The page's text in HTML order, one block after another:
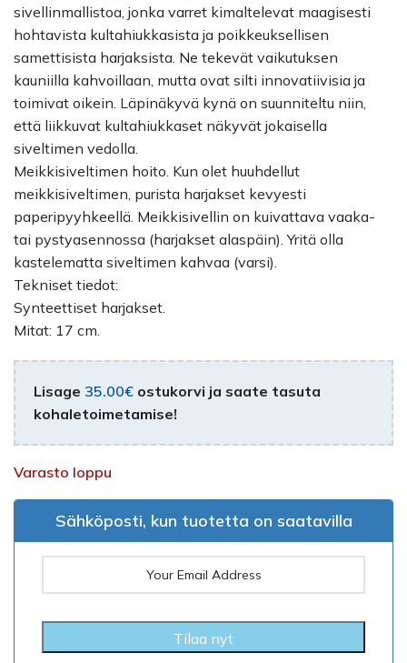
sivellinmallistoa, jonka varret kimaltelevat maagisesti
hohtavista kultahiukkasista ja poikkeuksellisen
samettisista harjaksista. Ne tekevät vaikutuksen
kauniilla kahvoillaan, mutta ovat silti innovatiivisia ja
toimivat oikein. Läpinäkyvä kynä on suunniteltu niin,
että liikkuvat kultahiukkaset näkyvät jokaisella
siveltimen vedolla.
Meikkisiveltimen hoito. Kun olet huuhdellut
meikkisiveltimen, purista harjakset kevyesti
paperipyyhkeellä. Meikkisivellin on kuivattava vaaka-
tai pystyasennossa (harjakset alaspäin). Yritä olla
kastelematta siveltimen kahvaa (varsi).
Tekniset tiedot:
Synteettiset harjakset.
Mitat: 17 cm.
Lisage 35.00€ ostukorvi ja saate tasuta
kohaletoimetamise!
Varasto loppu
Sähköposti, kun tuotetta on saatavilla